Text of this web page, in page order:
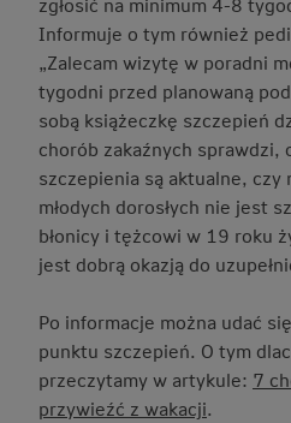
Informuje o tym również
„Zalecam wizytę w poradni
tygodni przed planowaną
sobą książeczkę szczepień
chorób zakaźnych sprawdzi,
szczepienia są aktualne, czy
młodych dorosłych nie jest
błonicy i tężcowi w 19 roku
jest dobrą okazją do
Po informacje można udać
punktu szczepień. O tym
przeczytamy w artykule: 7
przywieźć z wakacji.